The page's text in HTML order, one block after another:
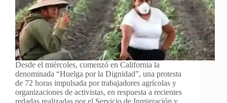
Desde el miércoles, comenzó en California la
denominada “Huelga por la Dignidad”, una protesta
de 72 horas impulsada por trabajadores agrícolas y
organizaciones de activistas, en respuesta a recientes
redadas realizadas por el Servicio de Inmigración y